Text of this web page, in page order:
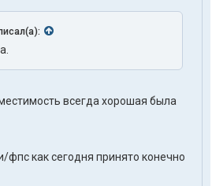
всегда хорошая была
фпс как сегодня принято конечно